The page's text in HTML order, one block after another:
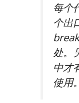
每个
个出
处。
中才
使用。